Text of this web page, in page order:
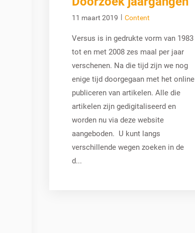
11 maart 2019 | Content
Versus is in gedrukte vorm van 1983
tot en met 2008 zes maal per jaar
verschenen. Na die tijd zijn we nog
enige tijd doorgegaan met het online
publiceren van artikelen. Alle die
artikelen zijn gedigitaliseerd en
worden nu via deze website
aangeboden. U kunt langs
verschillende wegen zoeken in de
d...